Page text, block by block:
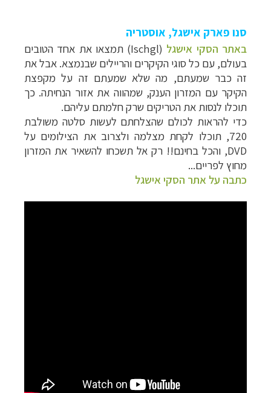
סנו פארק אישגל, אוסטריה
באתר הסקי אישגל (
Ischgl) תמצאו את אחד הטובים
בעולם, עם כל סוגי הקיקרים והריילים שבנמצא. אבל את
זה כבר שמעתם, מה שלא שמעתם זה על מקפצת
הקיקר עם המזרון הענק, שמהווה את אזור הנחיתה. כך
תוכלו לנסות את הטריקים שרק חלמתם עליהם.
כדי להראות לכולם שהצלחתם לעשות סלטה משולבת
720, תוכלו לקחת מצלמה ולצרוב את הצילומים על
DVD, והכל בחינם!! רק אל תשכחו להשאיר את המזרון
מחוץ לפריים...
כתבה על אתר הסקי אישגל